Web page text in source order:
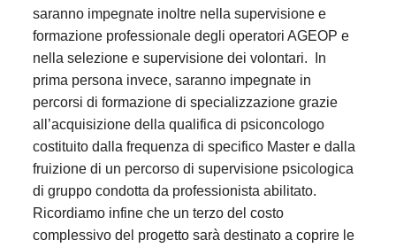
saranno impegnate inoltre nella supervisione e
formazione professionale degli operatori AGEOP e
nella selezione e supervisione dei volontari. In
prima persona invece, saranno impegnate in
percorsi di formazione di specializzazione grazie
all’acquisizione della qualifica di psiconcologo
costituito dalla frequenza di specifico Master e dalla
fruizione di un percorso di supervisione psicologica
di gruppo condotta da professionista abilitato.
Ricordiamo infine che un terzo del costo
complessivo del progetto sarà destinato a coprire le